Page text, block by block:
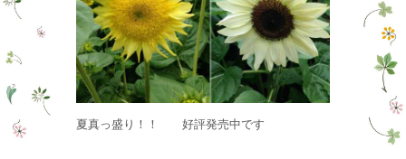
夏真っ盛り！！ 好評発売中です